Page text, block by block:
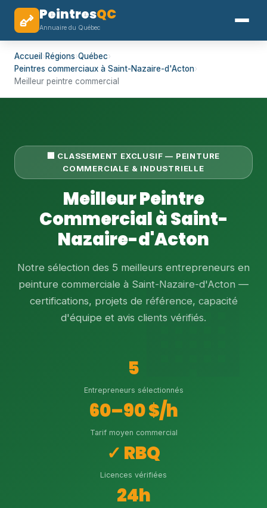
PeintresQC
Annuaire du Québec
Accueil ›Régions›Québec›
Peintres commerciaux à Saint-Nazaire-d'Acton›
Meilleur peintre commercial
🏢 CLASSEMENT EXCLUSIF — PEINTURE
COMMERCIALE & INDUSTRIELLE
Meilleur Peintre
Commercial à Saint-
Nazaire-d'Acton
Notre sélection des 5 meilleurs entrepreneurs en
peinture commerciale à Saint-Nazaire-d'Acton —
certifications, projets de référence, capacité
d'équipe et avis clients vérifiés.
5
Entrepreneurs sélectionnés
60–90 $/h
Tarif moyen commercial
✓ RBQ
Licences vérifiées
24h